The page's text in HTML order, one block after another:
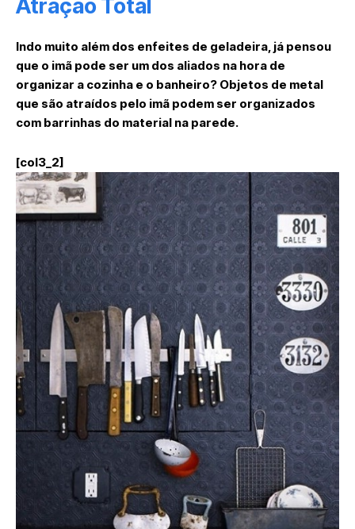
Atração Total
Indo muito além dos enfeites de geladeira, já pensou
que o imã pode ser um dos aliados na hora de
organizar a cozinha e o banheiro? Objetos de metal
que são atraídos pelo imã podem ser organizados
com barrinhas do material na parede.
[col3_2]